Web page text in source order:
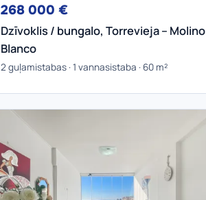
268 000 €
Dzīvoklis / bungalo, Torrevieja – Molino
Blanco
2 guļamistabas · 1 vannasistaba · 60 m²